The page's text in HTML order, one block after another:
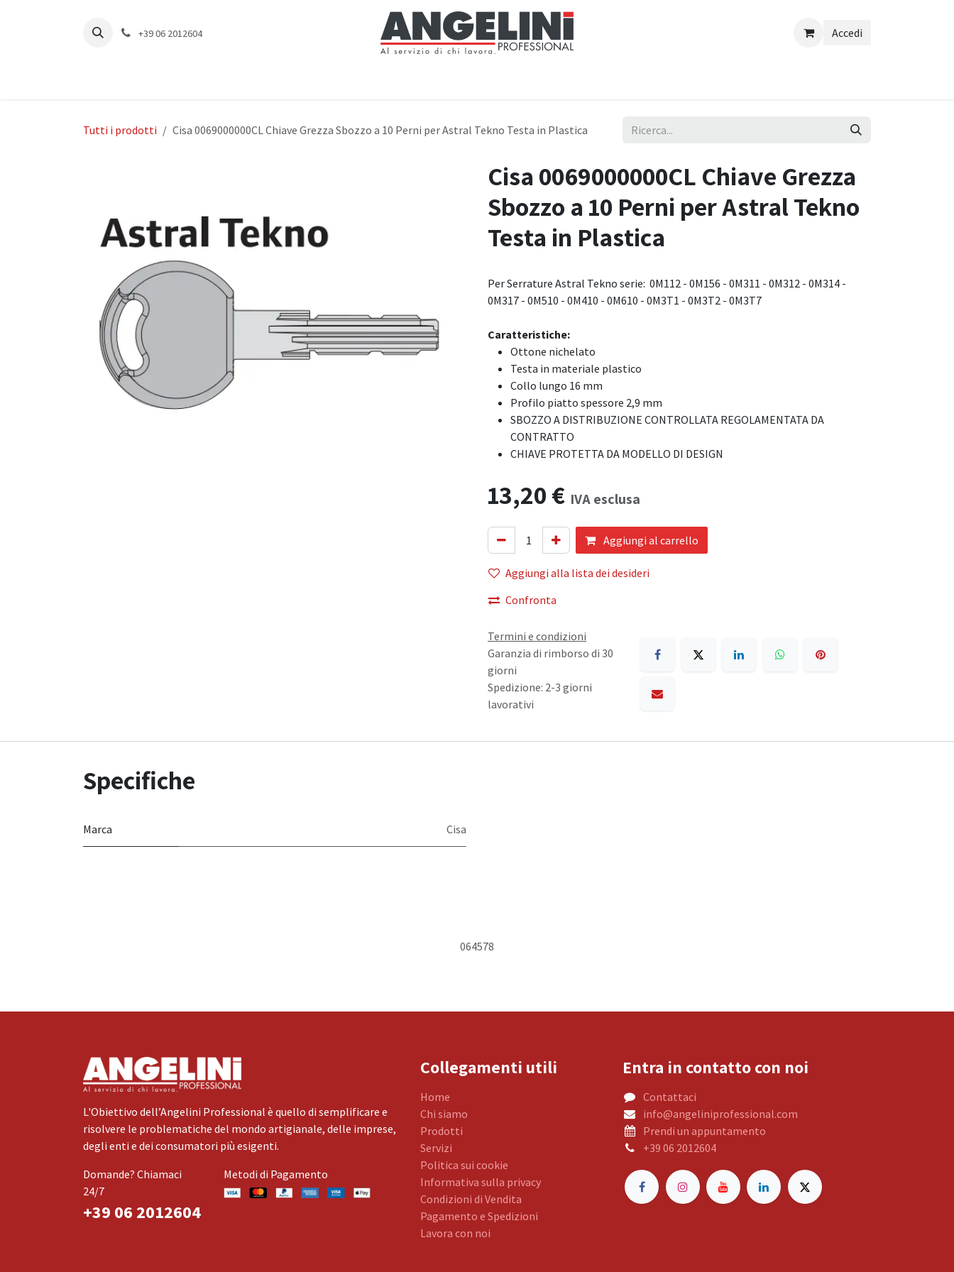
+39 06 2012604 Accedi
Tutti i prodotti Cisa 0069000000CL Chiave Grezza Sbozzo a 10 Perni per Astral Tekno Testa in Plastica
Cisa 0069000000CL Chiave Grezza
Sbozzo a 10 Perni per Astral Tekno
Testa in Plastica
Per Serrature Astral Tekno serie: 0M112 - 0M156 - 0M311 - 0M312 - 0M314 -
0M317 - 0M510 - 0M410 - 0M610 - 0M3T1 - 0M3T2 - 0M3T7
Caratteristiche:
Ottone nichelato
Testa in materiale plastico
Collo lungo 16 mm
Profilo piatto spessore 2,9 mm
SBOZZO A DISTRIBUZIONE CONTROLLATA REGOLAMENTATA DA
CONTRATTO
CHIAVE PROTETTA DA MODELLO DI DESIGN
13,20€ IVA esclusa
Aggiungi al carrello
Aggiungi alla lista dei desideri
Confronta
Termini e condizioni
Garanzia di rimborso di 30
giorni
Spedizione: 2-3 giorni
lavorativi
Specifiche
Marca Cisa
064578
L'Obiettivo dell’Angelini Professional è quello di semplificare e
risolvere le problematiche del mondo artigianale, delle imprese,
degli enti e dei consumatori più esigenti.
Domande? Chiamaci
24/7
+39 06 2012604
Metodi di Pagamento
Collegamenti utili
Home
Chi siamo
Prodotti
Servizi
Politica sui cookie
Informativa sulla privacy
Condizioni di Vendita
Pagamento e Spedizioni
Lavora con noi
Entra in contatto con noi
Contattaci
info@angeliniprofessional.com
Prendi un appuntamento
+39 06 2012604